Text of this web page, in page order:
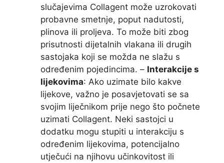
slučajevima Collagent može uzrokovati
probavne smetnje, poput nadutosti,
plinova ili proljeva. To može biti zbog
prisutnosti dijetalnih vlakana ili drugih
sastojaka koji se možda ne slažu s
određenim pojedincima. – Interakcije s
lijekovima: Ako uzimate bilo kakve
lijekove, važno je posavjetovati se sa
svojim liječnikom prije nego što počnete
uzimati Collagent. Neki sastojci u
dodatku mogu stupiti u interakciju s
određenim lijekovima, potencijalno
utječući na njihovu učinkovitost ili